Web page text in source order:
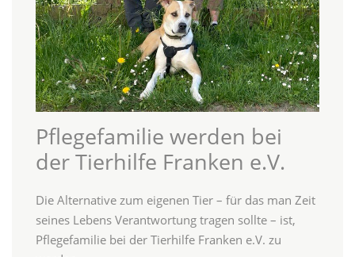
Pflegefamilie werden bei
der Tierhilfe Franken e.V.
Die Alternative zum eigenen Tier – für das man Zeit
seines Lebens Verantwortung tragen sollte – ist,
Pflegefamilie bei der Tierhilfe Franken e.V. zu